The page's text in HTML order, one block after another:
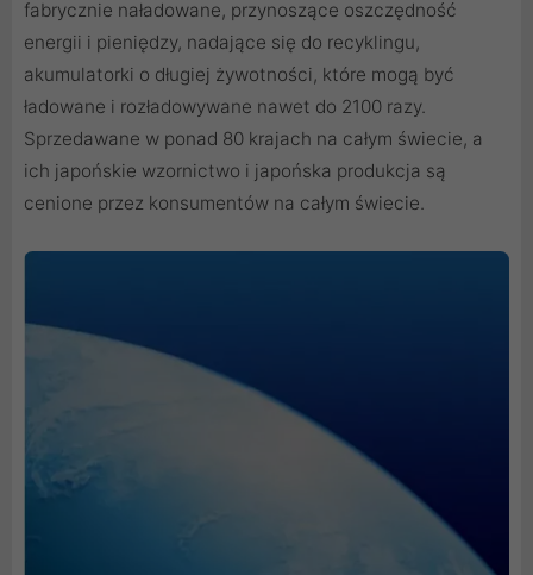
fabrycznie naładowane, przynoszące oszczędność
energii i pieniędzy, nadające się do recyklingu,
akumulatorki o długiej żywotności, które mogą być
ładowane i rozładowywane nawet do 2100 razy.
Sprzedawane w ponad 80 krajach na całym świecie, a
ich japońskie wzornictwo i japońska produkcja są
cenione przez konsumentów na całym świecie.